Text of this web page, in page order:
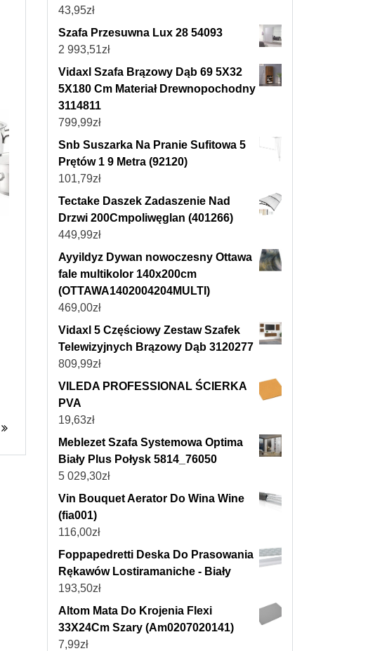
43,95zł
Szafa Przesuwna Lux 28 54093
2 993,51zł
Vidaxl Szafa Brązowy Dąb 69 5X32
5X180 Cm Materiał Drewnopochodny
3114811
799,99zł
Snb Suszarka Na Pranie Sufitowa 5
Prętów 1 9 Metra (92120)
101,79zł
Tectake Daszek Zadaszenie Nad
Drzwi 200Cmpoliwęglan (401266)
449,99zł
Ayyildyz Dywan nowoczesny Ottawa
fale multikolor 140x200cm
(OTTAWA1402004204MULTI)
469,00zł
Vidaxl 5 Częściowy Zestaw Szafek
Telewizyjnych Brązowy Dąb 3120277
809,99zł
VILEDA PROFESSIONAL ŚCIERKA
PVA
19,63zł
Meblezet Szafa Systemowa Optima
Biały Plus Połysk 5814_76050
5 029,30zł
Vin Bouquet Aerator Do Wina Wine
(fia001)
116,00zł
Foppapedretti Deska Do Prasowania
Rękawów Lostiramaniche - Biały
193,50zł
Altom Mata Do Krojenia Flexi
33X24Cm Szary (Am0207020141)
7,99zł